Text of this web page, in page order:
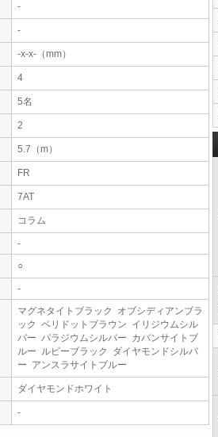
-
-
-x-x-（mm）
4
5名
2
5.7（m）
FR
7AT
コラム
-
○
-
マグネタイトブラック オブシディアンブラ
ック ペリドットブラウン イリジウムシル
バー パラジウムシルバー カバンサイトブ
ルー ルビーブラック ダイヤモンドシルバ
ー アンスラサイトブルー
ダイヤモンドホワイト
-